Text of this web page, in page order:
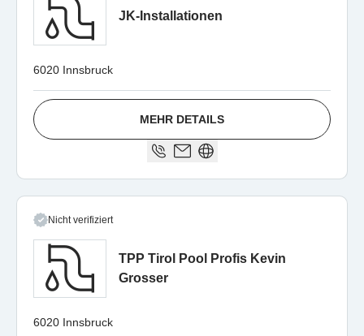
JK-Installationen
6020 Innsbruck
MEHR DETAILS
Nicht verifiziert
TPP Tirol Pool Profis Kevin
Grosser
6020 Innsbruck